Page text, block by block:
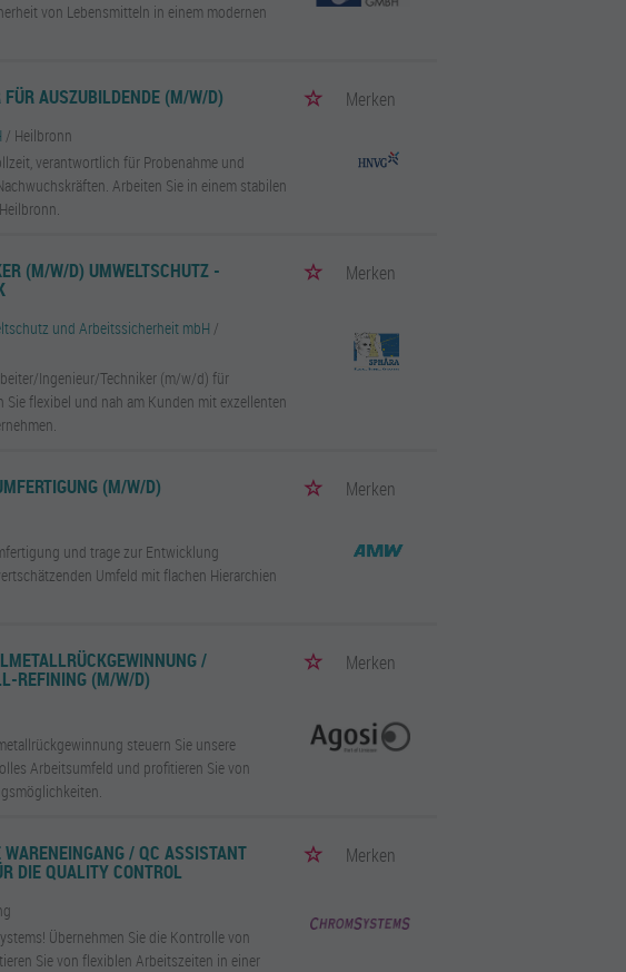
von Lebensmitteln in einem modernen
AUSZUBILDENDE (M/W/D) Merken
/ Heilbronn
verantwortlich für Probenahme und
Arbeiten Sie in einem stabilen
(M/W/D) UMWELTSCHUTZ - Merken
und Arbeitssicherheit mbH /
Ingenieur/Techniker (m/w/d) für
flexibel und nah am Kunden mit exzellenten
(M/W/D) Merken
und trage zur Entwicklung
Umfeld mit flachen Hierarchien
/
REFINING (M/W/D)
Merken
steuern Sie unsere
Arbeitsumfeld und profitieren Sie von
/ QC ASSISTANT
DIE QUALITY CONTROL
Merken
Übernehmen Sie die Kontrolle von
Sie von flexiblen Arbeitszeiten in einer